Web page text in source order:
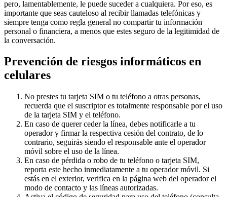
pero, lamentablemente, le puede suceder a cualquiera. Por eso, es
importante que seas cauteloso al recibir llamadas telefónicas y
siempre tenga como regla general no compartir tu información
personal o financiera, a menos que estes seguro de la legitimidad de
la conversación.
Prevención de riesgos informáticos en
celulares
No prestes tu tarjeta SIM o tu teléfono a otras personas,
recuerda que el suscriptor es totalmente responsable por el uso
de la tarjeta SIM y el teléfono.
En caso de querer ceder la línea, debes notificarle a tu
operador y firmar la respectiva cesión del contrato, de lo
contrario, seguirás siendo el responsable ante el operador
móvil sobre el uso de la línea.
En caso de pérdida o robo de tu teléfono o tarjeta SIM,
reporta este hecho inmediatamente a tu operador móvil. Si
estás en el exterior, verifica en la página web del operador el
modo de contacto y las líneas autorizadas.